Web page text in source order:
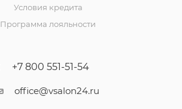
Условия кредита
Программа лояльности
+7 800 551-51-54
office@vsalon24.ru